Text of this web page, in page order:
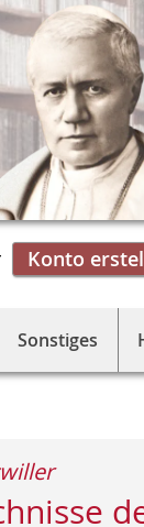
Konto
Sonstiges